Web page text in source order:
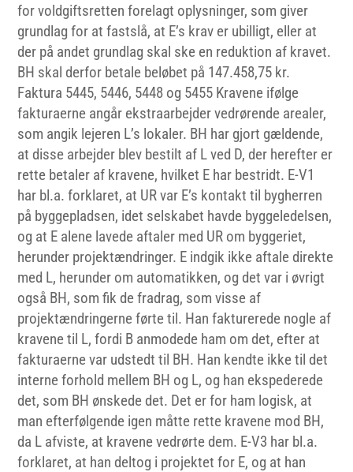
for voldgiftsretten forelagt oplysninger, som giver
grundlag for at fastslå, at E’s krav er ubilligt, eller at
der på andet grundlag skal ske en reduktion af kravet.
BH skal derfor betale beløbet på 147.458,75 kr.
Faktura 5445, 5446, 5448 og 5455 Kravene ifølge
fakturaerne angår ekstraarbejder vedrørende arealer,
som angik lejeren L’s lokaler. BH har gjort gældende,
at disse arbejder blev bestilt af L ved D, der herefter er
rette betaler af kravene, hvilket E har bestridt. E-V1
har bl.a. forklaret, at UR var E’s kontakt til bygherren
på byggepladsen, idet selskabet havde byggeledelsen,
og at E alene lavede aftaler med UR om byggeriet,
herunder projektændringer. E indgik ikke aftale direkte
med L, herunder om automatikken, og det var i øvrigt
også BH, som fik de fradrag, som visse af
projektændringerne førte til. Han fakturerede nogle af
kravene til L, fordi B anmodede ham om det, efter at
fakturaerne var udstedt til BH. Han kendte ikke til det
interne forhold mellem BH og L, og han ekspederede
det, som BH ønskede det. Det er for ham logisk, at
man efterfølgende igen måtte rette kravene mod BH,
da L afviste, at kravene vedrørte dem. E-V3 har bl.a.
forklaret, at han deltog i projektet for E, og at han